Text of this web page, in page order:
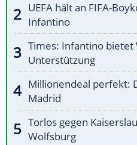
UEFA hält an FIFA-
Infantino
Times: Infantino bietet
Unterstützung
Millionendeal perfekt:
Madrid
Torlos gegen
Wolfsburg